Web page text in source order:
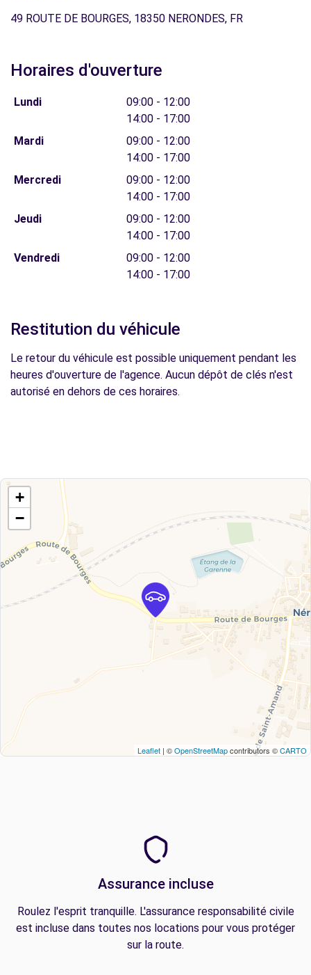
49 ROUTE DE BOURGES, 18350 NERONDES, FR
Horaires d'ouverture
Lundi
09:00 - 12:00
14:00 - 17:00
Mardi
09:00 - 12:00
14:00 - 17:00
Mercredi
09:00 - 12:00
14:00 - 17:00
Jeudi
09:00 - 12:00
14:00 - 17:00
Vendredi
09:00 - 12:00
14:00 - 17:00
Restitution du véhicule
Le retour du véhicule est possible uniquement pendant les
heures d'ouverture de l'agence. Aucun dépôt de clés n'est
autorisé en dehors de ces horaires.
+
−
Leaflet | ©OpenStreetMapcontributors ©CARTO
Assurance incluse
Roulez l'esprit tranquille. L'assurance responsabilité civile
est incluse dans toutes nos locations pour vous protéger
sur la route.